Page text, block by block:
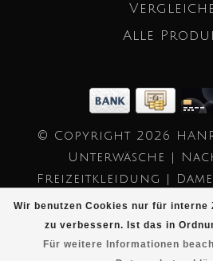
Wir benutzen Cookies nur für interne
zu verbessern. Ist das in
Für weitere Informationen
Alle
© Copyright 2026
Unterwäsche |
Freizeitkleidung |
Powered by